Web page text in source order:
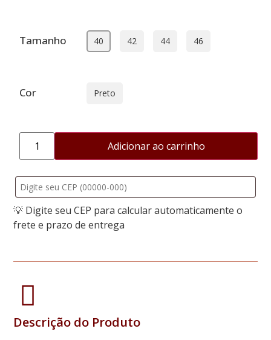
Tamanho 40 42 44 46
Cor Preto
Adicionar ao carrinho
💡 Digite seu CEP para calcular automaticamente o
frete e prazo de entrega
Descrição do Produto